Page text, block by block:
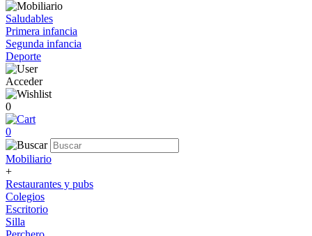
Saludables
Primera infancia
Segunda infancia
Deporte
Acceder
0
0
Mobiliario
+
Restaurantes y pubs
Colegios
Escritorio
Silla